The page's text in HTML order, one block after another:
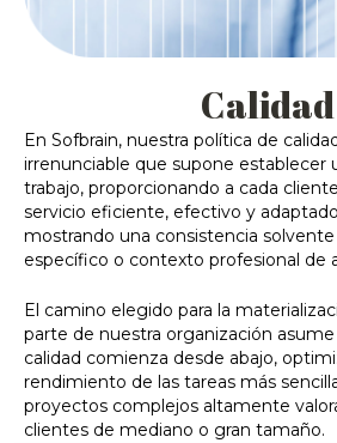
Calidad
En Sofbrain, nuestra política de
irrenunciable que supone establecer
trabajo, proporcionando a cada
servicio eficiente, efectivo y
mostrando una consistencia
específico o contexto profesional de
El camino elegido para la
parte de nuestra organización
calidad comienza desde abajo,
rendimiento de las tareas más
proyectos complejos altamente
clientes de mediano o gran tamaño.